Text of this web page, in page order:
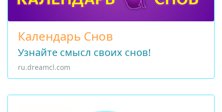
Календарь Снов
Узнайте смысл своих снов!
ru.dreamcl.com